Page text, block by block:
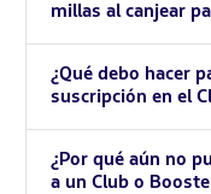
¿Qué debo hacer
¿Por qué aún no
a un Club o